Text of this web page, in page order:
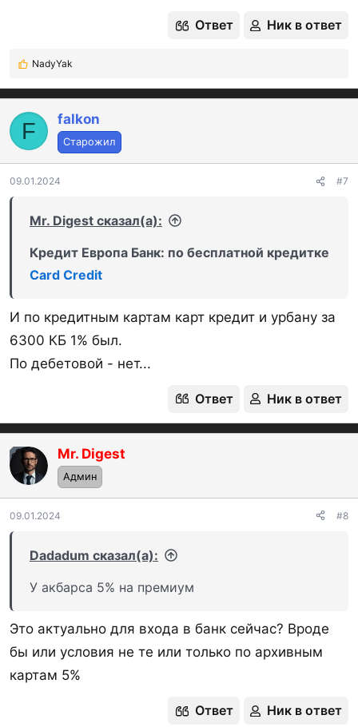
Ответ Ник в ответ
Р
е
а
к
и
и
:
NadyYak
F falkon
Старожил
09.01.2024 #7
Mr. Digest сказал(а):
Кредит Европа Банк: по бесплатной кредитке
Card Credit
И по кредитным картам карт кредит и урбану за
6300 КБ 1% был.
По дебетовой - нет...
Ответ Ник в ответ
OP Mr. Digest
Админ
09.01.2024 #8
Dadadum сказал(а):
У акбарса 5% на премиум
Это актуально для входа в банк сейчас? Вроде
бы или условия не те или только по архивным
картам 5%
Ответ Ник в ответ